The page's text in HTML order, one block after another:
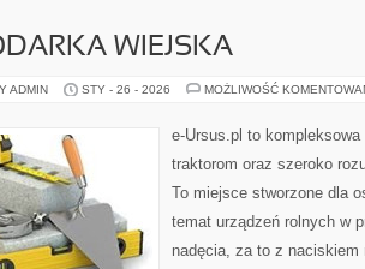
WIEJSKA
ADMIN STY - 26 - 2026 MOŻLIWOŚĆ
e-Ursus.pl to
traktorom oraz szeroko
To miejsce stworzone dla
temat urządzeń rolnych w
nadęcia, za to z